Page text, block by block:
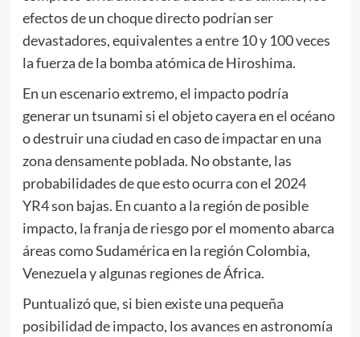
efectos de un choque directo podrían ser
devastadores, equivalentes a entre 10 y 100 veces
la fuerza de la bomba atómica de Hiroshima.
En un escenario extremo, el impacto podría
generar un tsunami si el objeto cayera en el océano
o destruir una ciudad en caso de impactar en una
zona densamente poblada. No obstante, las
probabilidades de que esto ocurra con el 2024
YR4 son bajas. En cuanto a la región de posible
impacto, la franja de riesgo por el momento abarca
áreas como Sudamérica en la región Colombia,
Venezuela y algunas regiones de África.
Puntualizó que, si bien existe una pequeña
posibilidad de impacto, los avances en astronomía